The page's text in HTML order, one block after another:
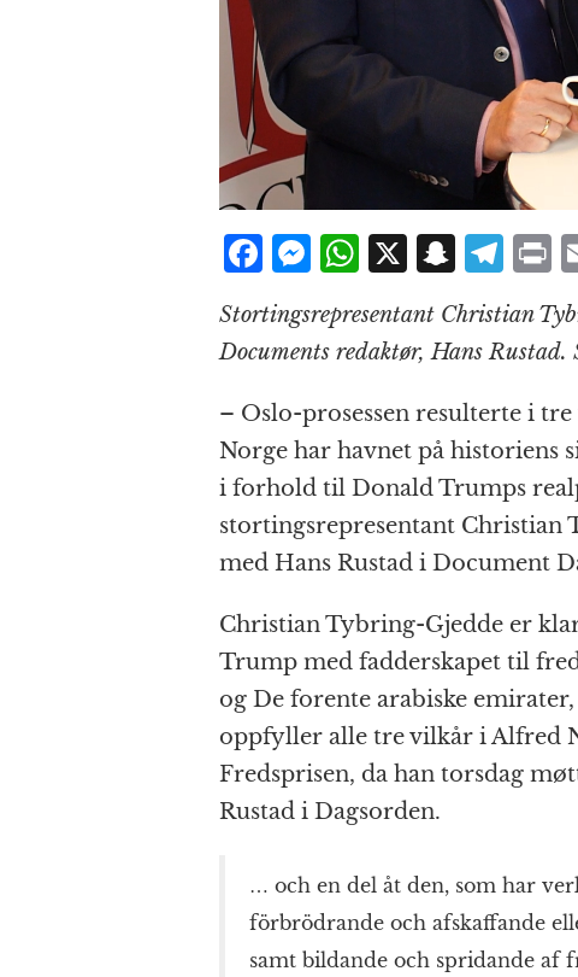
F
a
c
e
b
o
o
k
M
ss
e
n
g
e
r
W
at
s
A
p
p
X S
n
a
p
c
h
at
T
el
e
g
r
a
m
P
ri
n
t
Stortingsrepresentant Christian
Documents redaktør, Hans
– Oslo-prosessen resulterte i
Norge har havnet på
i forhold til Donald Trumps
stortingsrepresentant Christian
med Hans Rustad i Document
Christian Tybring-Gjedde er
Trump med fadderskapet til
og De forente arabiske
oppfyller alle tre vilkår i Alfred
Fredsprisen, da han torsdag
Rustad i Dagsorden.
… och en del åt den, som har
förbrödrande och afskaffande
samt bildande och spridande af